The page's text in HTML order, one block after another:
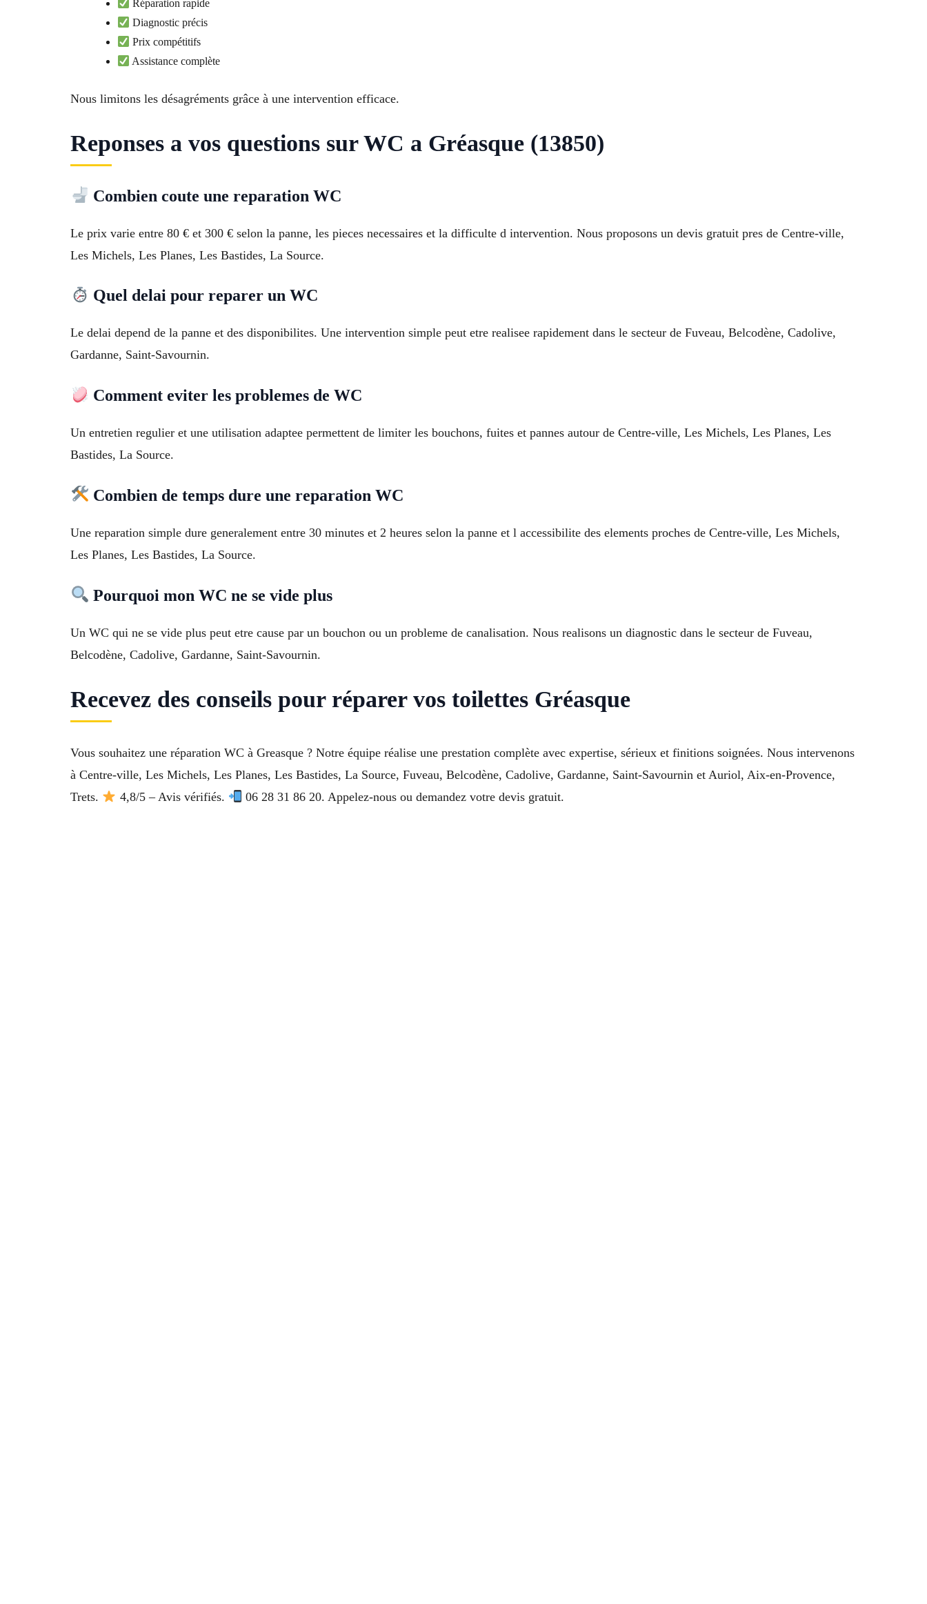
Réparation rapide
Diagnostic précis
Prix compétitifs
Assistance complète
Nous limitons les désagréments grâce à une intervention efficace.
Reponses a vos questions sur WC a Gréasque (13850)
Combien coute une reparation WC
Le prix varie entre 80 € et 300 € selon la panne, les pieces necessaires et la difficulte d intervention. Nous proposons un devis gratuit pres de Centre-ville,
Les Michels, Les Planes, Les Bastides, La Source.
Quel delai pour reparer un WC
Le delai depend de la panne et des disponibilites. Une intervention simple peut etre realisee rapidement dans le secteur de Fuveau, Belcodène, Cadolive,
Gardanne, Saint-Savournin.
Comment eviter les problemes de WC
Un entretien regulier et une utilisation adaptee permettent de limiter les bouchons, fuites et pannes autour de Centre-ville, Les Michels, Les Planes, Les
Bastides, La Source.
Combien de temps dure une reparation WC
Une reparation simple dure generalement entre 30 minutes et 2 heures selon la panne et l accessibilite des elements proches de Centre-ville, Les Michels,
Les Planes, Les Bastides, La Source.
Pourquoi mon WC ne se vide plus
Un WC qui ne se vide plus peut etre cause par un bouchon ou un probleme de canalisation. Nous realisons un diagnostic dans le secteur de Fuveau,
Belcodène, Cadolive, Gardanne, Saint-Savournin.
Recevez des conseils pour réparer vos toilettes Gréasque
Vous souhaitez une réparation WC à Greasque ? Notre équipe réalise une prestation complète avec expertise, sérieux et finitions soignées. Nous intervenons
à Centre-ville, Les Michels, Les Planes, Les Bastides, La Source, Fuveau, Belcodène, Cadolive, Gardanne, Saint-Savournin et Auriol, Aix-en-Provence,
Trets.
4,8/5 – Avis vérifiés. 06 28 31 86 20. Appelez-nous ou demandez votre devis gratuit.